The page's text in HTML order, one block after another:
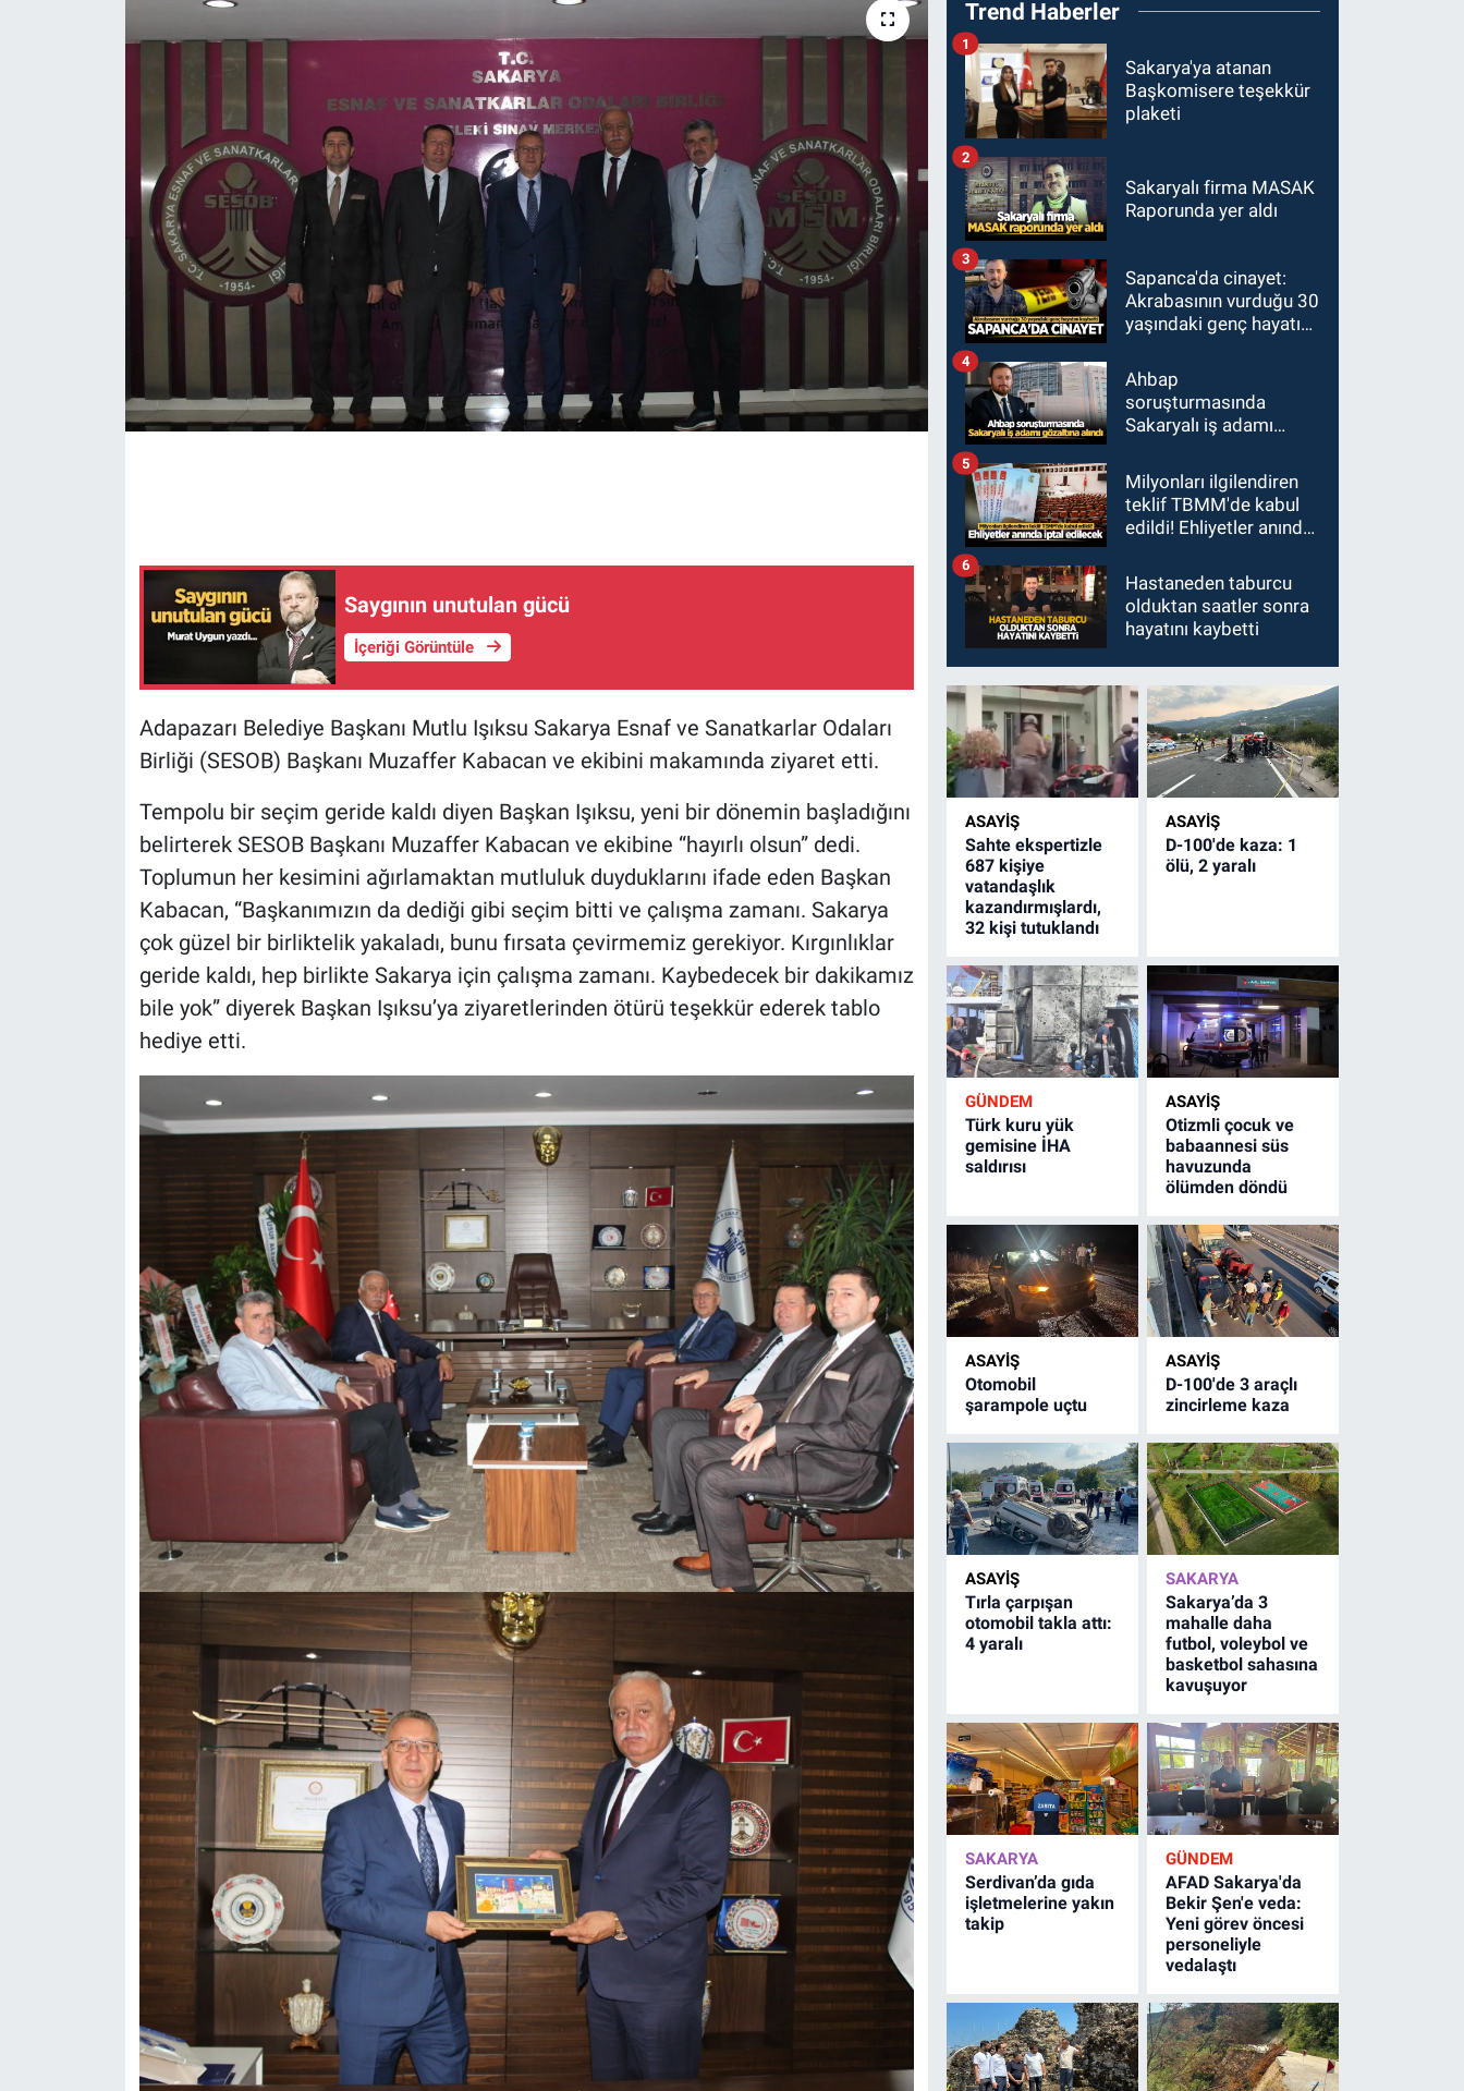
Saygının unutulan gücü
İçeriği Görüntüle
Adapazarı Belediye Başkanı Mutlu Işıksu Sakarya Esnaf ve Sanatkarlar Odaları
Birliği (SESOB) Başkanı Muzaffer Kabacan ve ekibini makamında ziyaret etti.
Tempolu bir seçim geride kaldı diyen Başkan Işıksu, yeni bir dönemin başladığını
belirterek SESOB Başkanı Muzaffer Kabacan ve ekibine “hayırlı olsun” dedi.
Toplumun her kesimini ağırlamaktan mutluluk duyduklarını ifade eden Başkan
Kabacan, “Başkanımızın da dediği gibi seçim bitti ve çalışma zamanı. Sakarya
çok güzel bir birliktelik yakaladı, bunu fırsata çevirmemiz gerekiyor. Kırgınlıklar
geride kaldı, hep birlikte Sakarya için çalışma zamanı. Kaybedecek bir dakikamız
bile yok” diyerek Başkan Işıksu’ya ziyaretlerinden ötürü teşekkür ederek tablo
hediye etti.
Trend Haberler
Sakarya'ya atanan
Başkomisere teşekkür
plaketi
1
Sakaryalı firma MASAK
Raporunda yer aldı
2
Sapanca'da cinayet:
Akrabasının vurduğu 30
yaşındaki genç hayatını
3
Ahbap
soruşturmasında
Sakaryalı iş adamı
4
Milyonları ilgilendiren
teklif TBMM'de kabul
edildi! Ehliyetler anında
5
Hastaneden taburcu
olduktan saatler sonra
hayatını kaybetti
6
ASAYİŞ
Sahte ekspertizle
687 kişiye
vatandaşlık
kazandırmışlardı,
32 kişi tutuklandı
ASAYİŞ
D-100'de kaza: 1
ölü, 2 yaralı
GÜNDEM
Türk kuru yük
gemisine İHA
saldırısı
ASAYİŞ
Otizmli çocuk ve
babaannesi süs
havuzunda
ölümden döndü
ASAYİŞ
Otomobil
şarampole uçtu
ASAYİŞ
D-100'de 3 araçlı
zincirleme kaza
ASAYİŞ
Tırla çarpışan
otomobil takla attı:
4 yaralı
SAKARYA
Sakarya’da 3
mahalle daha
futbol, voleybol ve
basketbol sahasına
kavuşuyor
SAKARYA
Serdivan’da gıda
işletmelerine yakın
takip
GÜNDEM
AFAD Sakarya'da
Bekir Şen'e veda:
Yeni görev öncesi
personeliyle
vedalaştı
EĞİTİM
HALK54 PANORAMA